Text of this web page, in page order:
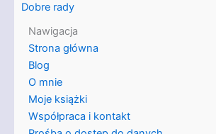
Dobre rady
Nawigacja
Strona główna
Blog
O mnie
Moje książki
Współpraca i kontakt